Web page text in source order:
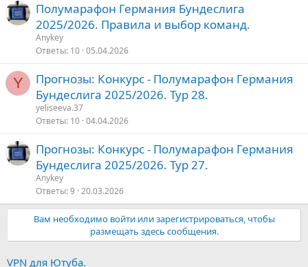
Полумарафон Германия Бундеслига
2025/2026. Правила и выбор команд.
Anykey
Ответы 10 05.04.2026
Y
Прогнозы: Конкурс - Полумарафон Германия
Бундеслига 2025/2026. Тур 28.
yeliseeva.37
Ответы 10 04.04.2026
Прогнозы: Конкурс - Полумарафон Германия
Бундеслига 2025/2026. Тур 27.
Anykey
Ответы 9 20.03.2026
Вам необходимо войти или зарегистрироваться, чтобы
размещать здесь сообщения.
VPN для Ютуба.